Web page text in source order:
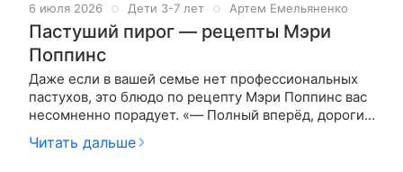
6 июля 2026 Дети 3-7 лет Артем Емельяненко
Пастуший пирог — рецепты Мэри
Поппинс
Даже если в вашей семье нет профессиональных
пастухов, это блюдо по рецепту Мэри Поппинс вас
несомненно порадует. «— Полный вперёд, дорогие
мои, крепите паруса! Ну, что, Мэри Поппинс, одна?
Что у вас сегодня
Читать дальше